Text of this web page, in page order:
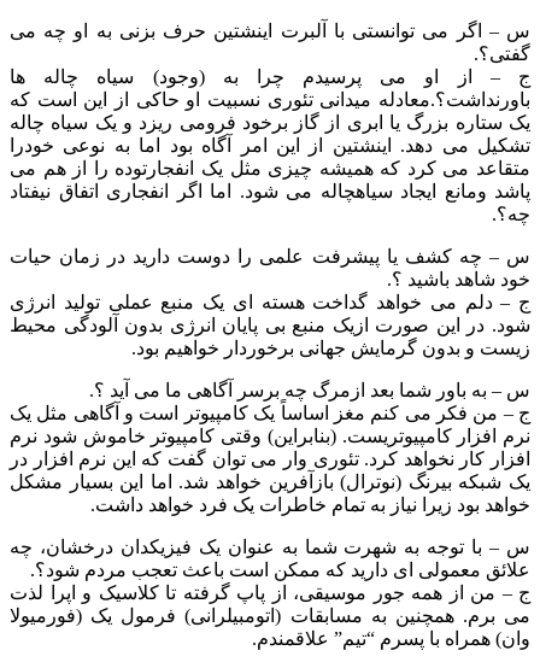
س – اگر می توانستی با آلبرت اینشتین حرف بزنی به او چه می
گفتی؟.
ج – از او می پرسیدم چرا به (وجود) سیاه چاله ها
باورنداشت؟.معادله میدانی تئوری نسبیت او حاکی از این است که
یک ستاره بزرگ یا ابری از گاز برخود فرومی ریزد و یک سیاه چاله
تشکیل می دهد. اینشتین از این امر آگاه بود اما به نوعی خودرا
متقاعد می کرد که همیشه چیزی مثل یک انفجارتوده را از هم می
پاشد ومانع ایجاد سیاهچاله می شود. اما اگر انفجاری اتفاق نیفتاد
چه؟.
س – چه کشف یا پیشرفت علمی را دوست دارید در زمان حیات
خود شاهد باشید ؟.
ج – دلم می خواهد گداخت هسته ای یک منبع عملی تولید انرژی
شود. در این صورت ازیک منبع بی پایان انرژی بدون آلودگی محیط
زیست و بدون گرمایش جهانی برخوردار خواهیم بود.
س – به باور شما بعد ازمرگ چه برسر آگاهی ما می آید ؟.
ج – من فکر می کنم مغز اساساً یک کامپیوتر است و آگاهی مثل یک
نرم افزار کامپیوتریست. (بنابراین) وقتی کامپیوتر خاموش شود نرم
افزار کار نخواهد کرد. تئوری وار می توان گفت که این نرم افزار در
یک شبکه بیرنگ (نوترال) بازآفرین خواهد شد. اما این بسیار مشکل
خواهد بود زیرا نیاز به تمام خاطرات یک فرد خواهد داشت.
س – با توجه به شهرت شما به عنوان یک فیزیکدان درخشان، چه
علائق معمولی ای دارید که ممکن است باعث تعجب مردم شود؟.
ج – من از همه جور موسیقی، از پاپ گرفته تا کلاسیک و اپرا لذت
می برم. همچنین به مسابقات (اتومبیلرانی) فرمول یک (فورمیولا
وان) همراه با پسرم “تیم” علاقمندم.